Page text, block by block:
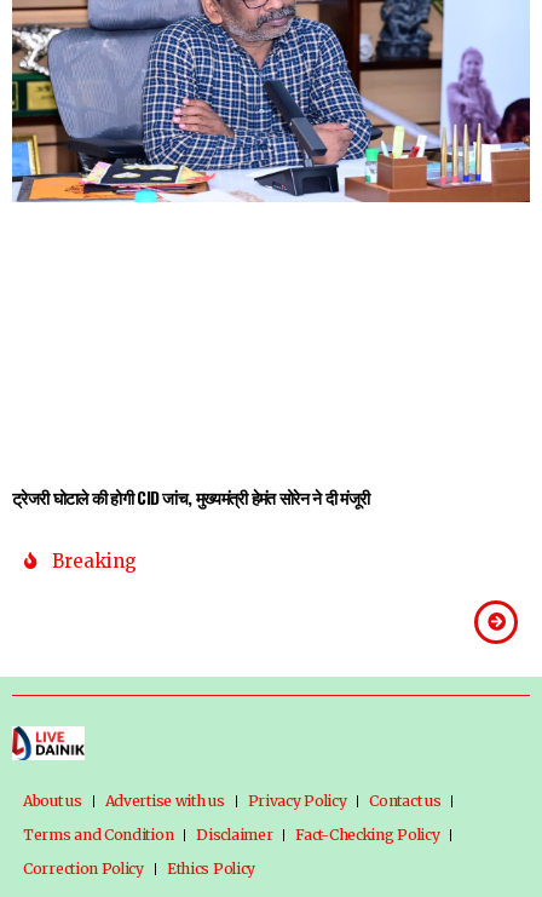
ट्रे जरी घोटाले की होगी CID जांच, मुख्यमंत्री हेमंत सोरेन ने दी मंजूरी
Breaking
About us Advertise with us Privacy Policy
Contact us
Terms and Condition
Disclaimer
Fact-Checking Policy
Correction Policy
Ethics Policy